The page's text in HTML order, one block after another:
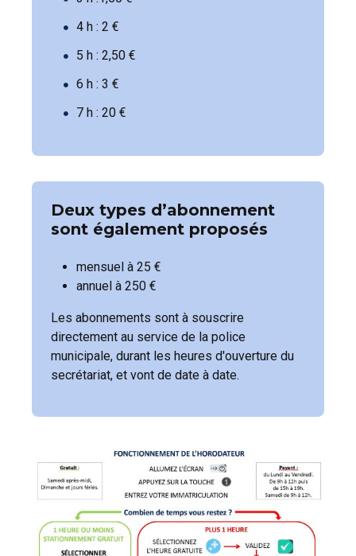
4 h : 2 €
5 h : 2,50 €
6 h : 3 €
7 h : 20 €
Deux types d’abonnement
sont également proposés
mensuel à 25 €
annuel à 250 €
Les abonnements sont à souscrire
directement au service de la police
municipale, durant les heures d'ouverture du
secrétariat, et vont de date à date.